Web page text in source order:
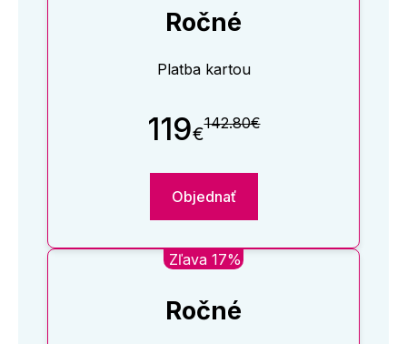
Ročné
Platba kartou
119€142.80€
Objednať
Zľava 17%
Ročné